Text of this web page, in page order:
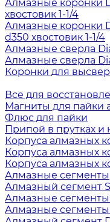
Алмазные коронки
хвостовик 1-1/4
Алмазные коронки
d350 хвостовик 1-1/4
Алмазные сверла
Алмазные сверла
Коронки для
Все для
Магниты для пайки
Флюс для пайки
Припой в прутках и
Корпуса алмазных
Корпуса алмазных
Корпуса алмазных
Алмазные сегменты
Алмазный сегмент
Алмазные
Алмазные сегменты